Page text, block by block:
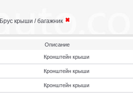
Брус крыши / багажник
Описание
Кронштейн крыши
Кронштейн крыши
Кронштейн крыши